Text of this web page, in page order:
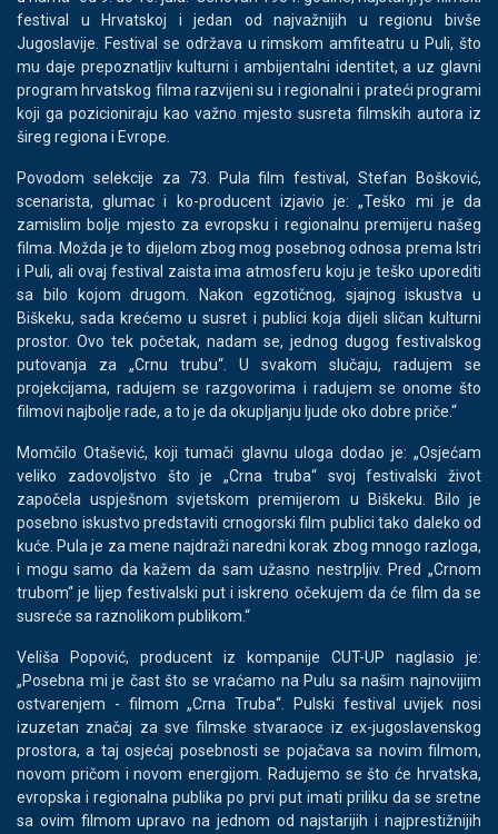
festival u Hrvatskoj i jedan od najvažnijih u regionu bivše
Jugoslavije. Festival se održava u rimskom amfiteatru u Puli, što
mu daje prepoznatljiv kulturni i ambijentalni identitet, a uz glavni
program hrvatskog filma razvijeni su i regionalni i prateći programi
koji ga pozicioniraju kao važno mjesto susreta filmskih autora iz
šireg regiona i Evrope.
Povodom selekcije za 73. Pula film festival, Stefan Bošković,
scenarista, glumac i ko-producent izjavio je: „Teško mi je da
zamislim bolje mjesto za evropsku i regionalnu premijeru našeg
filma. Možda je to dijelom zbog mog posebnog odnosa prema Istri
i Puli, ali ovaj festival zaista ima atmosferu koju je teško uporediti
sa bilo kojom drugom. Nakon egzotičnog, sjajnog iskustva u
Biškeku, sada krećemo u susret i publici koja dijeli sličan kulturni
prostor. Ovo tek početak, nadam se, jednog dugog festivalskog
putovanja za „Crnu trubu“. U svakom slučaju, radujem se
projekcijama, radujem se razgovorima i radujem se onome što
filmovi najbolje rade, a to je da okupljanju ljude oko dobre priče.“
Momčilo Otašević, koji tumači glavnu uloga dodao je: „Osjećam
veliko zadovoljstvo što je „Crna truba“ svoj festivalski život
započela uspješnom svjetskom premijerom u Biškeku. Bilo je
posebno iskustvo predstaviti crnogorski film publici tako daleko od
kuće. Pula je za mene najdraži naredni korak zbog mnogo razloga,
i mogu samo da kažem da sam užasno nestrpljiv. Pred „Crnom
trubom“ je lijep festivalski put i iskreno očekujem da će film da se
susreće sa raznolikom publikom.“
Veliša Popović, producent iz kompanije CUT-UP naglasio je:
„Posebna mi je čast što se vraćamo na Pulu sa našim najnovijim
ostvarenjem - filmom „Crna Truba“. Pulski festival uvijek nosi
izuzetan značaj za sve filmske stvaraoce iz ex-jugoslavenskog
prostora, a taj osjećaj posebnosti se pojačava sa novim filmom,
novom pričom i novom energijom. Radujemo se što će hrvatska,
evropska i regionalna publika po prvi put imati priliku da se sretne
sa ovim filmom upravo na jednom od najstarijih i najprestižnijih